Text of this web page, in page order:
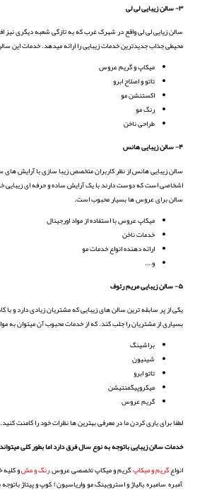
۳- سالن زیبایی لی لی
سالن زیایی لی لی واقع در شهرک غرب که به تازگی شعبه دیگری نیز
محیطی جذاب جدیدترین خدمات زیبایی را ارائه میدهد. خدمات این
میکاپ و گریم عروس
تاتو و اصلاح ابرو
اکستنشن مو
رنگ مو
طراحی ناخن
۴- سالن زیبایی هانس
سالن زیبایی هانس از نظر کاربران متخصص زیبا سازی با آرایش
اشخاصی است که دوست دارند با یک آرایش ساده و حرفه ای زیبایی
سالن برای عروس ها بسیار محبوب است.
میکاپ عروس با استفاده از مواد اورجینال
خدمات ناخن
ارائه دهنده انواع خدمات مو
و….
۵- سالن زیبایی مریم رئوف
یکی از پر سابقه ترین سالن های زیبایی که مشتریان زیادی دارد و
بسیاری از مشتریان را جلب کند. که از خدمات محبوب آن میتوان به
براشینگ
شینیون
تاتو ابرو
میکروپیگمنتیشن
گریم عروس
لطفا برای یاری کردن ما در معرفی بهترین ها نظرات خود را کامنت کنید.
خدمات سالن زیبایی باتوجه به نوع سال فرق دارد اما بطور کلی
انواعگریم و میکاپ,گریم و میکاپ تخصصی عروس ,رنگ و مشو کلیه
,آمبره ,سامبره ,بالیاژ و استروبینگ مو ,واریاسیون) ,کوپ و پیتاژ